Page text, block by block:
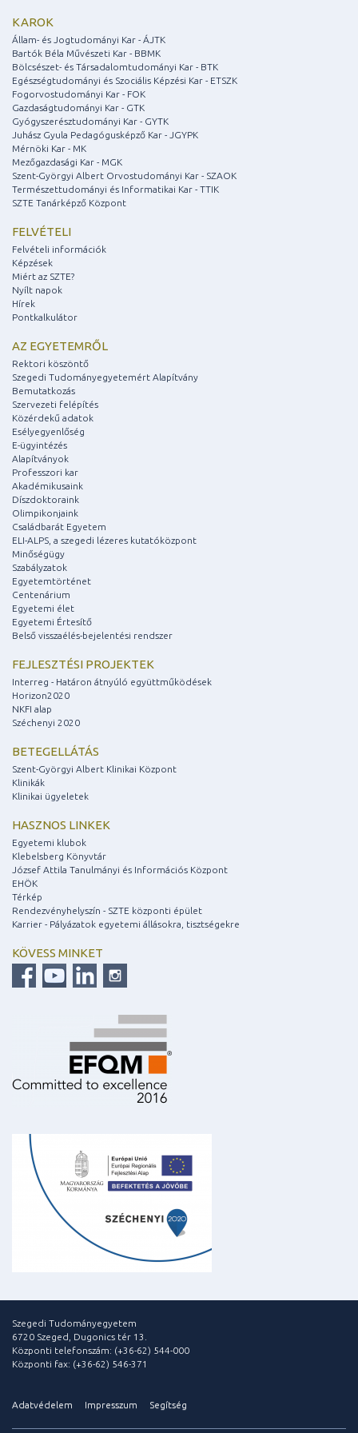
KAROK
Állam- és Jogtudományi Kar - ÁJTK
Bartók Béla Művészeti Kar - BBMK
Bölcsészet- és Társadalomtudományi Kar - BTK
Egészségtudományi és Szociális Képzési Kar - ETSZK
Fogorvostudományi Kar - FOK
Gazdaságtudományi Kar - GTK
Gyógyszerésztudományi Kar - GYTK
Juhász Gyula Pedagógusképző Kar - JGYPK
Mérnöki Kar - MK
Mezőgazdasági Kar - MGK
Szent-Györgyi Albert Orvostudományi Kar - SZAOK
Természettudományi és Informatikai Kar - TTIK
SZTE Tanárképző Központ
FELVÉTELI
Felvételi információk
Képzések
Miért az SZTE?
Nyílt napok
Hírek
Pontkalkulátor
AZ EGYETEMRŐL
Rektori köszöntő
Szegedi Tudományegyetemért Alapítvány
Bemutatkozás
Szervezeti felépítés
Közérdekű adatok
Esélyegyenlőség
E-ügyintézés
Alapítványok
Professzori kar
Akadémikusaink
Díszdoktoraink
Olimpikonjaink
Családbarát Egyetem
ELI-ALPS, a szegedi lézeres kutatóközpont
Minőségügy
Szabályzatok
Egyetemtörténet
Centenárium
Egyetemi élet
Egyetemi Értesítő
Belső visszaélés-bejelentési rendszer
FEJLESZTÉSI PROJEKTEK
Interreg - Határon átnyúló együttműködések
Horizon2020
NKFI alap
Széchenyi 2020
BETEGELLÁTÁS
Szent-Györgyi Albert Klinikai Központ
Klinikák
Klinikai ügyeletek
HASZNOS LINKEK
Egyetemi klubok
Klebelsberg Könyvtár
József Attila Tanulmányi és Információs Központ
EHÖK
Térkép
Rendezvényhelyszín - SZTE központi épület
Karrier - Pályázatok egyetemi állásokra, tisztségekre
KÖVESS MINKET
Szegedi Tudományegyetem
6720 Szeged, Dugonics tér 13.
Központi telefonszám: (+36-62) 544-000
Központi fax: (+36-62) 546-371
Adatvédelem Impresszum Segítség